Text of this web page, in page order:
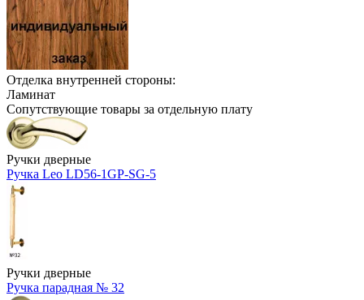
Отделка внутренней стороны:
Ламинат
Сопутствующие товары за отдельную плату
Ручки дверные
Ручка Leo LD56-1GP-SG-5
Ручки дверные
Ручка парадная № 32